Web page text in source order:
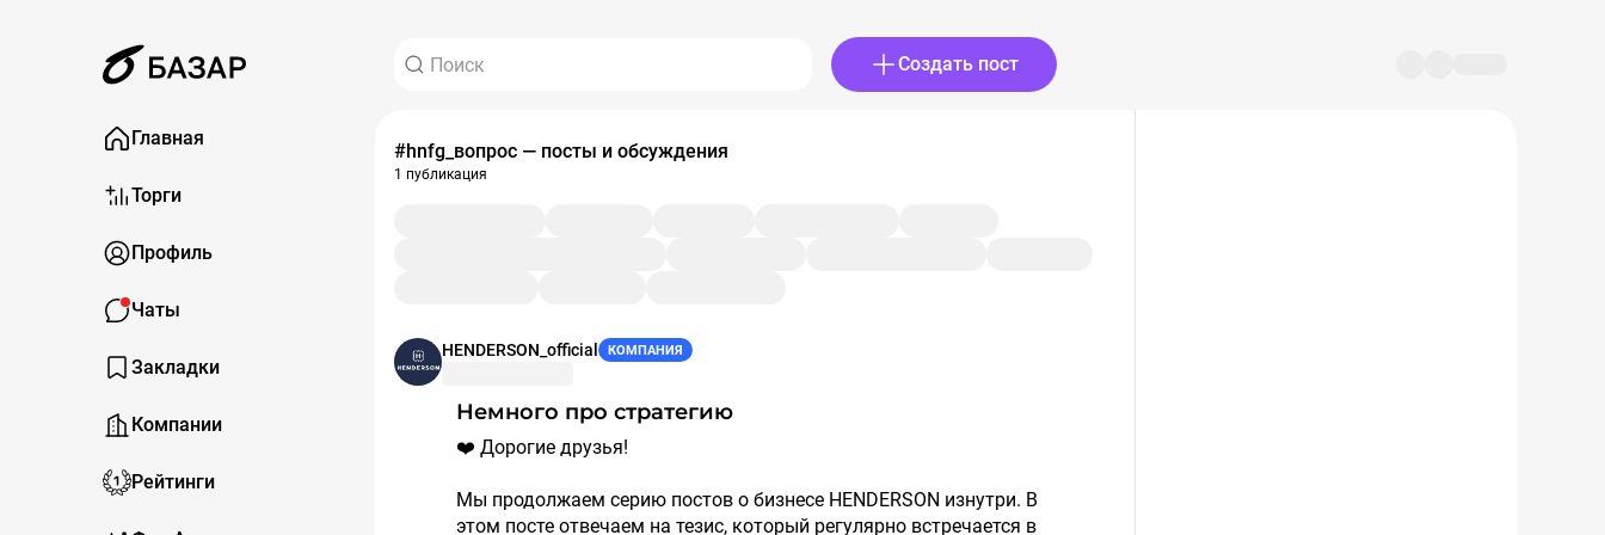
Создать пост
Главная
Торги
Профиль
Чаты
Закладки
Компании
Рейтинги
#hnfg_вопрос — посты и обсуждения
1 публикация
HENDERSON_official КОМПАНИЯ
Немного про стратегию
❤️ Дорогие друзья!
Мы продолжаем серию постов о бизнесе HENDERSON изнутри. В
этом посте отвечаем на тезис, который регулярно встречается в